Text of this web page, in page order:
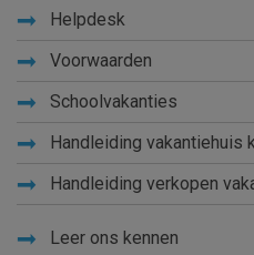
Helpdesk
Voorwaarden
Schoolvakanties
Handleiding vakantiehuis
Handleiding verkopen
Leer ons kennen